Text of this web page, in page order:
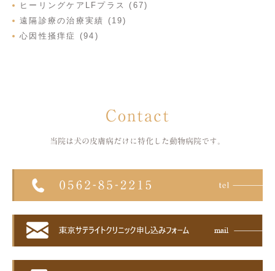
ヒーリングケアLFプラス (67)
遠隔診療の治療実績 (19)
心因性掻痒症 (94)
Contact
当院は犬の皮膚病だけに特化した 動物病院です。